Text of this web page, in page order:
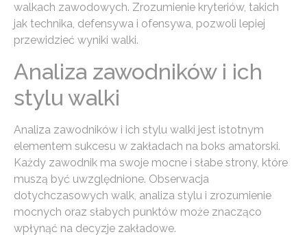
walkach zawodowych. Zrozumienie kryteriów, takich
jak technika, defensywa i ofensywa, pozwoli lepiej
przewidzieć wyniki walki.
Analiza zawodników i ich
stylu walki
Analiza zawodników i ich stylu walki jest istotnym
elementem sukcesu w zakładach na boks amatorski.
Każdy zawodnik ma swoje mocne i słabe strony, które
muszą być uwzględnione. Obserwacja
dotychczasowych walk, analiza stylu i zrozumienie
mocnych oraz słabych punktów może znacząco
wpłynąć na decyzje zakładowe.